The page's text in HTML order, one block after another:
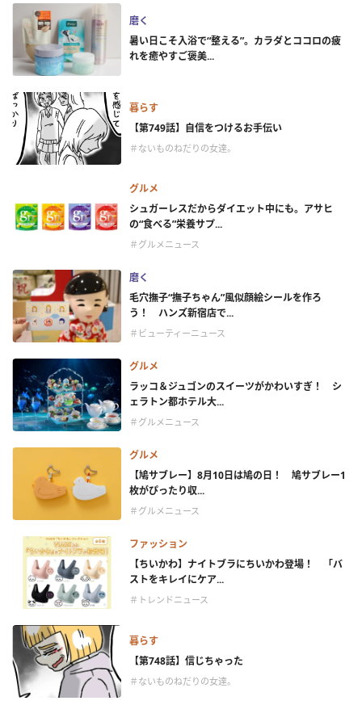
磨く
暑い日こそ入浴で“整える”。カラダとココロの疲
れを癒やすご褒美...
暮らす
【第749話】自信をつけるお手伝い
＃ないものねだりの女達。
グルメ
シュガーレスだからダイエット中にも。アサヒ
の“食べる”栄養サプ...
＃グルメニュース
磨く
毛穴撫子“撫子ちゃん”風似顔絵シールを作ろ
う！ ハンズ新宿店で...
＃ビューティーニュース
グルメ
ラッコ＆ジュゴンのスイーツがかわいすぎ！ シ
ェラトン都ホテル大...
＃グルメニュース
グルメ
【鳩サブレー】8月10日は鳩の日！ 鳩サブレー1
枚がぴったり収...
＃グルメニュース
ファッション
【ちいかわ】ナイトブラにちいかわ登場！ 「バ
ストをキレイにケア...
＃トレンドニュース
暮らす
【第748話】信じちゃった
＃ないものねだりの女達。